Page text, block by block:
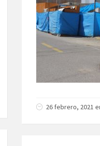
26 febrero, 2021